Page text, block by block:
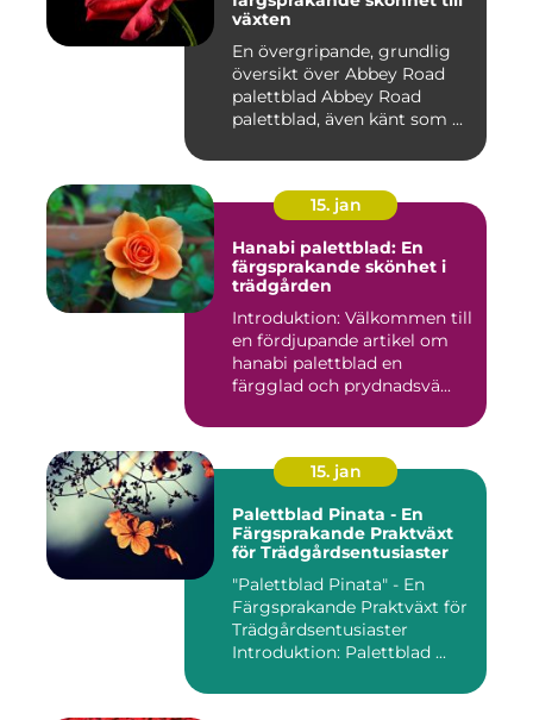
växten
En övergripande, grundlig
översikt över Abbey Road
palettblad Abbey Road
palettblad, även känt som ...
15. jan
Hanabi palettblad: En
färgsprakande skönhet i
trädgården
Introduktion: Välkommen till
en fördjupande artikel om
hanabi palettblad en
färgglad och prydnadsvä...
15. jan
Palettblad Pinata - En
Färgsprakande Praktväxt
för Trädgårdsentusiaster
"Palettblad Pinata" - En
Färgsprakande Praktväxt för
Trädgårdsentusiaster
Introduktion: Palettblad ...